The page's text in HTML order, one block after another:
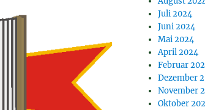
Juli 2024
Juni 2024
Mai 2024
April 2024
Februar
Dezember
November
Oktober